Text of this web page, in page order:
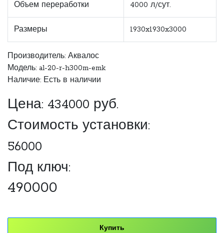
Объем переработки 4000 л/сут.
Размеры 1930x1930x3000
Производитель: Аквалос
Модель: al-20-r-h300m-emk
Наличие: Есть в наличии
Цена: 434000 руб.
Стоимость установки:
56000
Под ключ:
490000
Купить